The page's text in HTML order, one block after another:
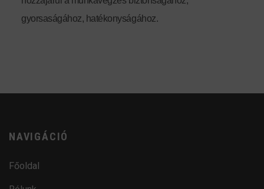
gyorsaságához, hatékonyságához.
NAVIGÁCIÓ
Főoldal